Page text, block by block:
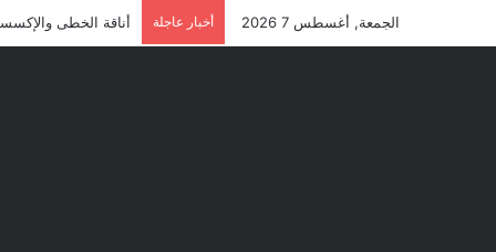
الجمعة, أغسطس 7 2026 أخبار عاجلة أناقة الخطى